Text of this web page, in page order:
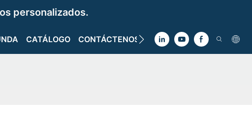
personalizados.
CATÁLOGO CONTÁCTENOS